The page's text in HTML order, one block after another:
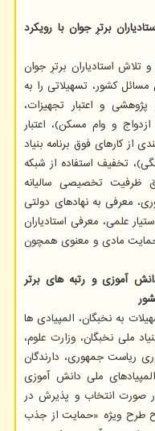
برترِ جوان با رویکرد
تلاش استادیاران برترِ جوان
کشور، تسهیلاتی را به
پژوهشی و اعتبار تجهیزات،
و وام مسکن)، اعتبار
از کارهای فوق برنامه بنیاد
تخفیف استفاده از شبکه
ظرفیت تخصیصی سالیانه
معرفی به نهادهای دولتی
علمی، معرفی استادیاران
مادی و معنوی همچون
‏آموزی و رتبه ‏های برتر
به نخبگان، المپیادی ها
ملی نخبگان، وزارت علوم،
ریاست جمهوری، دارندگان
ملی دانش‏ آموزی
صورت انتخاب و پذیرش در
طرح ویژه «حمایت از جذب